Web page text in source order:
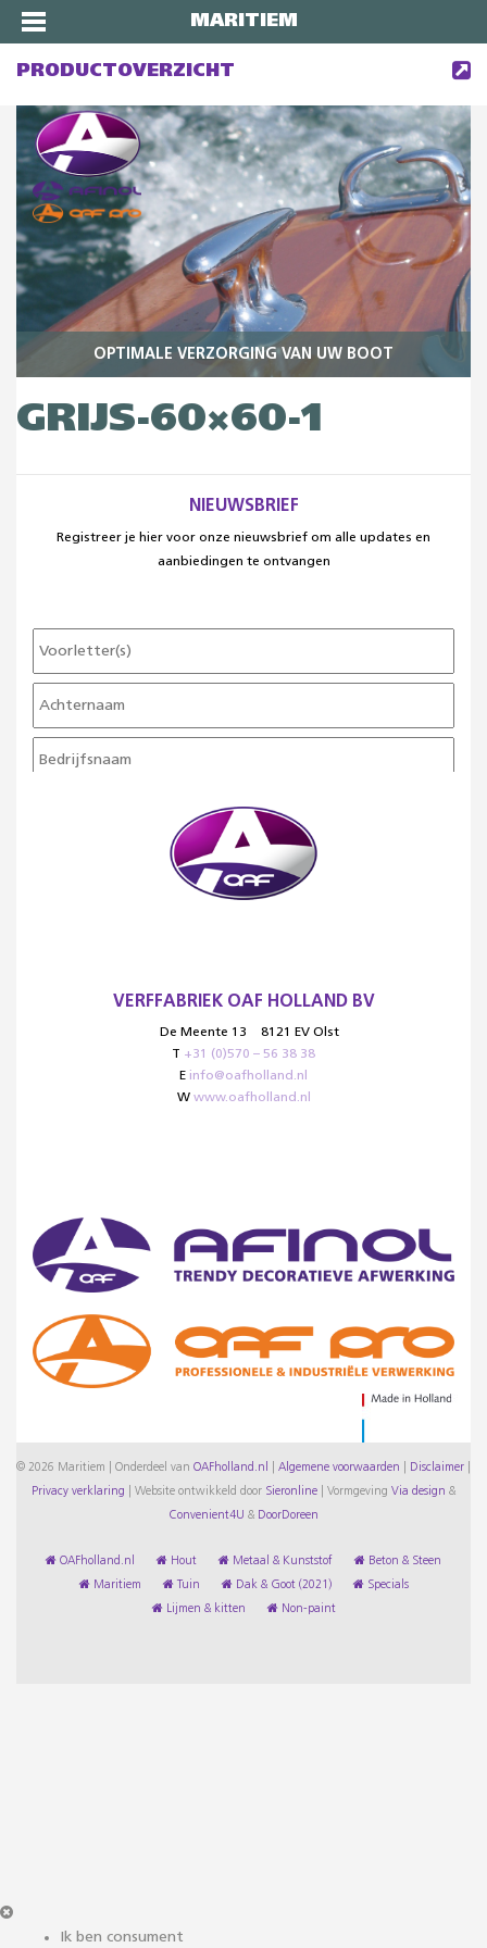
MARITIEM
PRODUCTOVERZICHT
OPTIMALE VERZORGING VAN UW BOOT
GRIJS-60×60-1
NIEUWSBRIEF
Registreer je hier voor onze nieuwsbrief om alle updates en
aanbiedingen te ontvangen
VERFFABRIEK OAF HOLLAND BV
De Meente 13
8121 EV Olst
T +31 (0)570 – 56 38 38
E info@oafholland.nl
W www.oafholland.nl
© 2026 Maritiem | Onderdeel van OAFholland.nl Algemene voorwaarden Disclaimer
Privacy verklaring Website ontwikkeld door Sieronline Vormgeving Via design &
Convenient4U & DoorDoreen
OAFholland.nl Hout Metaal & Kunststof Beton & Steen
Maritiem Tuin Dak & Goot (2021) Specials
Lijmen & kitten Non-paint
Ik ben consument